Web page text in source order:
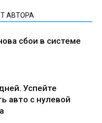
АВТОРА
сбои в системе
Успейте
авто с нулевой